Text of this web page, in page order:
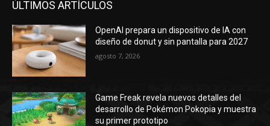
ÚLTIMOS ARTÍCULOS
OpenAI prepara un dispositivo de IA con
diseño de donut y sin pantalla para 2027
agosto 7, 2026
Game Freak revela nuevos detalles del
desarrollo de Pokémon Pokopia y muestra
su primer prototipo